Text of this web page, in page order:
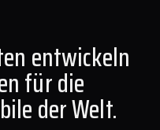
entwickeln
für die
der Welt.